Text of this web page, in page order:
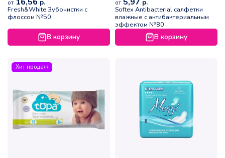
от р.
Fresh&White Зубочистки с
флоссом №50
В корзину
от р.
Softex Antibacterial салфетки
влажные с антибактериальным
эффектом №80
В корзину
Хит продаж